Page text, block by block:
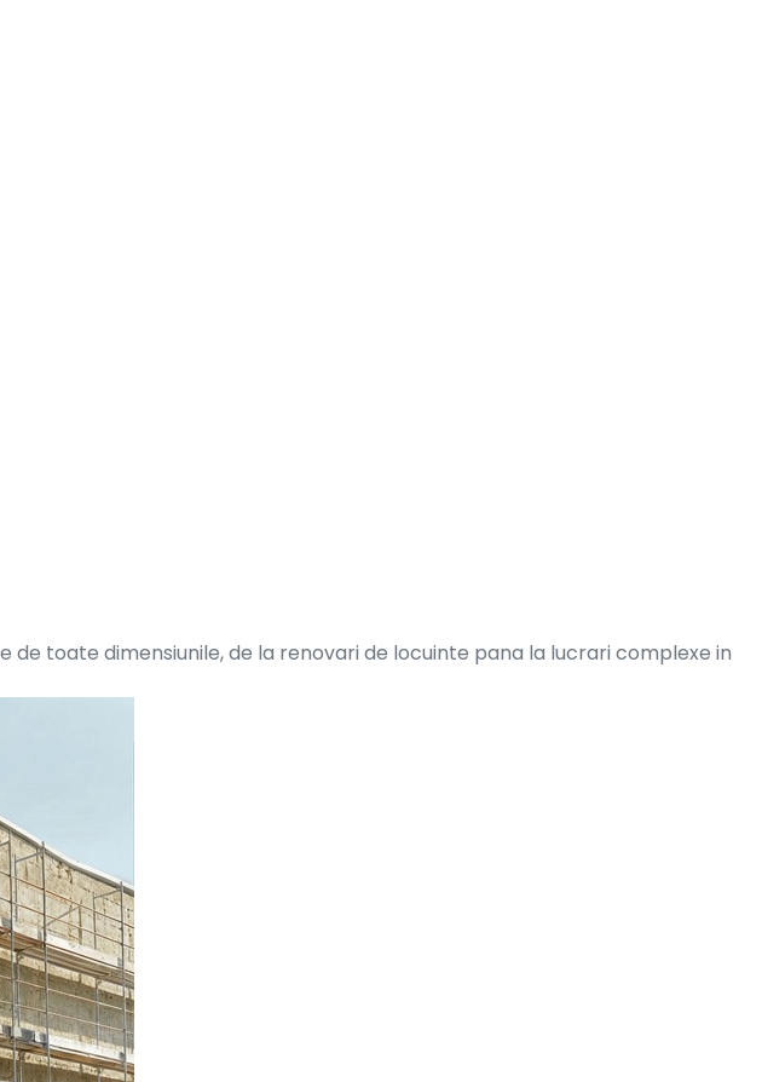
toate dimensiunile, de la renovari de locuinte pana la lucrari complexe in